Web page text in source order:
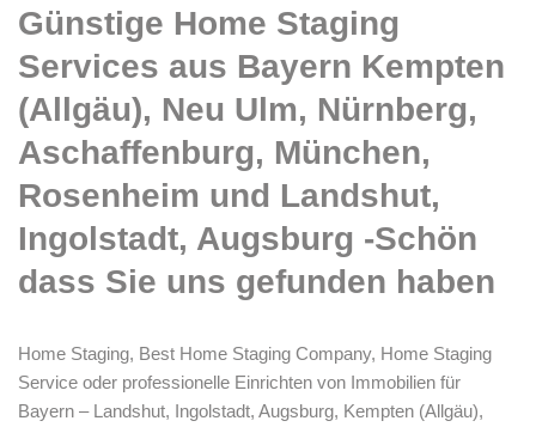
Günstige Home Staging
Services aus Bayern Kempten
(Allgäu), Neu Ulm, Nürnberg,
Aschaffenburg, München,
Rosenheim und Landshut,
Ingolstadt, Augsburg -Schön
dass Sie uns gefunden haben
Home Staging, Best Home Staging Company, Home Staging
Service oder professionelle Einrichten von Immobilien für
Bayern – Landshut, Ingolstadt, Augsburg, Kempten (Allgäu),